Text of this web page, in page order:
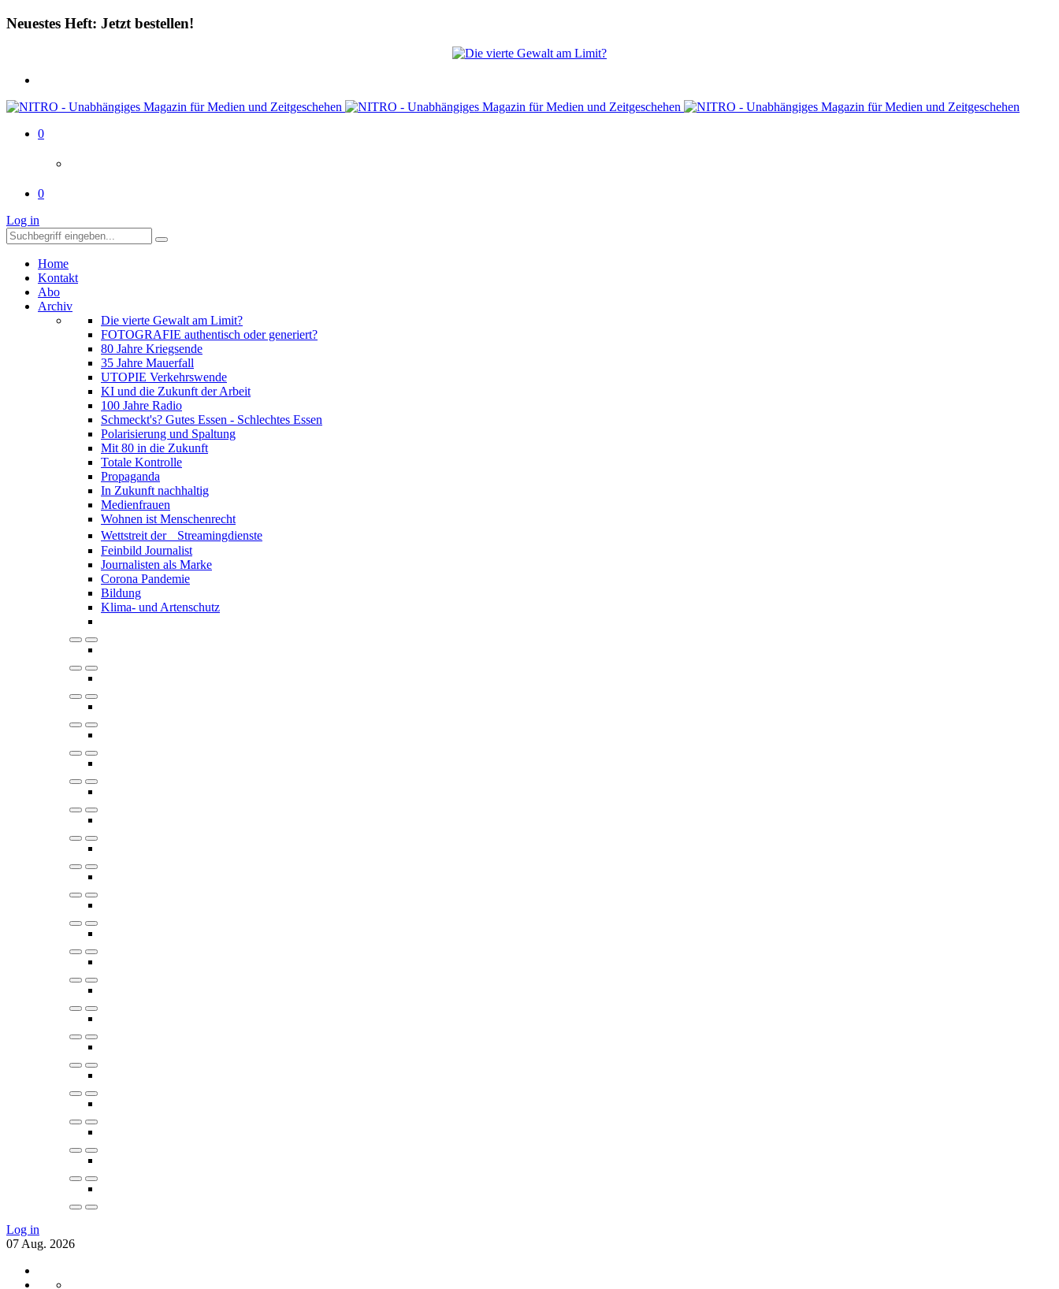
Neuestes Heft: Jetzt bestellen!
0
0
Log in
Home
Kontakt
Abo
Archiv
Die vierte Gewalt am Limit?
FOTOGRAFIE authentisch oder generiert?
80 Jahre Kriegsende
35 Jahre Mauerfall
UTOPIE Verkehrswende
KI und die Zukunft der Arbeit
100 Jahre Radio
Schmeckt's? Gutes Essen - Schlechtes Essen
Polarisierung und Spaltung
Mit 80 in die Zukunft
Totale Kontrolle
Propaganda
In Zukunft nachhaltig
Medienfrauen
Wohnen ist Menschenrecht
Wettstreit der Streamingdienste
Feinbild Journalist
Journalisten als Marke
Corona Pandemie
Bildung
Klima- und Artenschutz
Log in
07 Aug. 2026